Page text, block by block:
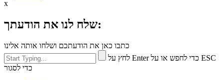
x
שלח לנו את הודעתך:
כתבו כאן את הודעתכם ושלחו אותה אלינו
לחץ על Enter כדי לחפש או על ESC
כדי לסגור